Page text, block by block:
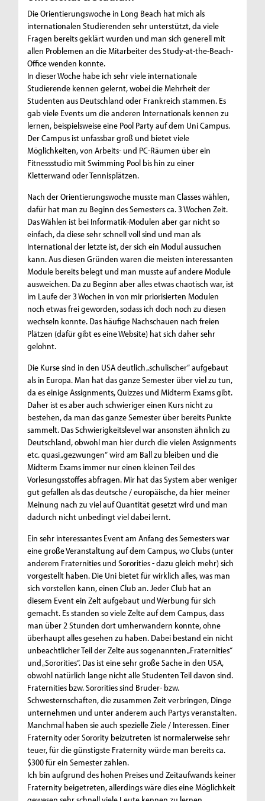
Die Orientierungswoche in Long Beach hat mich als
internationalen Studierenden sehr unterstützt, da viele
Fragen bereits geklärt wurden und man sich generell mit
allen Problemen an die Mitarbeiter des Study-at-the-Beach-
Office wenden konnte.
In dieser Woche habe ich sehr viele internationale
Studierende kennen gelernt, wobei die Mehrheit der
Studenten aus Deutschland oder Frankreich stammen. Es
gab viele Events um die anderen Internationals kennen zu
lernen, beispielsweise eine Pool Party auf dem Uni Campus.
Der Campus ist unfassbar groß und bietet viele
Möglichkeiten, von Arbeits- und PC-Räumen über ein
Fitnessstudio mit Swimming Pool bis hin zu einer
Kletterwand oder Tennisplätzen.
Nach der Orientierungswoche musste man Classes wählen,
dafür hat man zu Beginn des Semesters ca. 3 Wochen Zeit.
Das Wählen ist bei Informatik-Modulen aber gar nicht so
einfach, da diese sehr schnell voll sind und man als
International der letzte ist, der sich ein Modul aussuchen
kann. Aus diesen Gründen waren die meisten interessanten
Module bereits belegt und man musste auf andere Module
ausweichen. Da zu Beginn aber alles etwas chaotisch war, ist
im Laufe der 3 Wochen in von mir priorisierten Modulen
noch etwas frei geworden, sodass ich doch noch zu diesen
wechseln konnte. Das häufige Nachschauen nach freien
Plätzen (dafür gibt es eine Website) hat sich daher sehr
gelohnt.
Die Kurse sind in den USA deutlich „schulischer“ aufgebaut
als in Europa. Man hat das ganze Semester über viel zu tun,
da es einige Assignments, Quizzes und Midterm Exams gibt.
Daher ist es aber auch schwieriger einen Kurs nicht zu
bestehen, da man das ganze Semester über bereits Punkte
sammelt. Das Schwierigkeitslevel war ansonsten ähnlich zu
Deutschland, obwohl man hier durch die vielen Assignments
etc. quasi „gezwungen“ wird am Ball zu bleiben und die
Midterm Exams immer nur einen kleinen Teil des
Vorlesungsstoffes abfragen. Mir hat das System aber weniger
gut gefallen als das deutsche / europäische, da hier meiner
Meinung nach zu viel auf Quantität gesetzt wird und man
dadurch nicht unbedingt viel dabei lernt.
Ein sehr interessantes Event am Anfang des Semesters war
eine große Veranstaltung auf dem Campus, wo Clubs (unter
anderem Fraternities und Sororities - dazu gleich mehr) sich
vorgestellt haben. Die Uni bietet für wirklich alles, was man
sich vorstellen kann, einen Club an. Jeder Club hat an
diesem Event ein Zelt aufgebaut und Werbung für sich
gemacht. Es standen so viele Zelte auf dem Campus, dass
man über 2 Stunden dort umherwandern konnte, ohne
überhaupt alles gesehen zu haben. Dabei bestand ein nicht
unbeachtlicher Teil der Zelte aus sogenannten „Fraternities“
und „Sororities“. Das ist eine sehr große Sache in den USA,
obwohl natürlich lange nicht alle Studenten Teil davon sind.
Fraternities bzw. Sororities sind Bruder- bzw.
Schwesternschaften, die zusammen Zeit verbringen, Dinge
unternehmen und unter anderem auch Partys veranstalten.
Manchmal haben sie auch spezielle Ziele / Interessen. Einer
Fraternity oder Sorority beizutreten ist normalerweise sehr
teuer, für die günstigste Fraternity würde man bereits ca.
$300 für ein Semester zahlen.
Ich bin aufgrund des hohen Preises und Zeitaufwands keiner
Fraternity beigetreten, allerdings wäre dies eine Möglichkeit